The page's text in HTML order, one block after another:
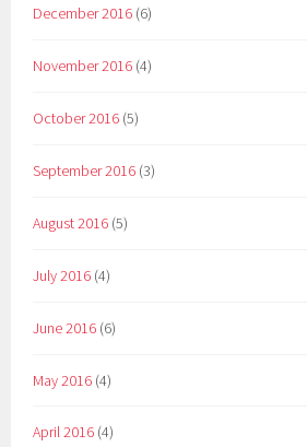
December 2016 (6)
November 2016 (4)
October 2016 (5)
September 2016 (3)
August 2016 (5)
July 2016 (4)
June 2016 (6)
May 2016 (4)
April 2016 (4)